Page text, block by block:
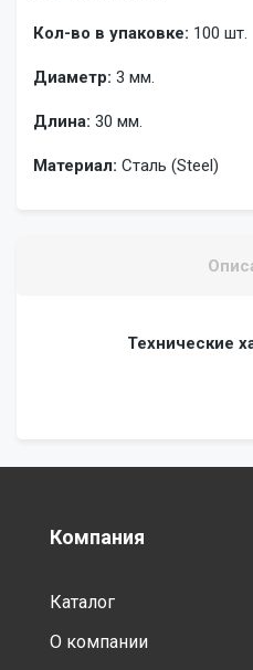
Кол-во в упаковке: 100 шт.
Диаметр: 3 мм.
Длина: 30 мм.
Материал: Сталь (Steel)
Технические
Компания
Каталог
О компании